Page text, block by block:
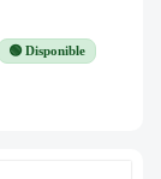
🟢 Disponible